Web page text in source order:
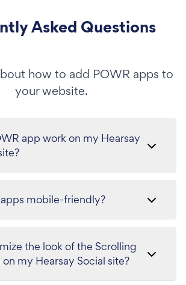
Asked Questions
how to add POWR apps to
your website.
app work on my Hearsay
mobile-friendly?
the look of the Scrolling
my Hearsay Social site?